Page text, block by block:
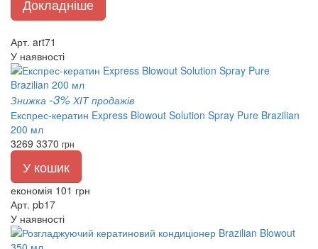
Докладніше
Арт. art71
У наявності
Знижка -3% ХІТ продажів
Експрес-кератин Express Blowout Solution Spray Pure Brazilian
200 мл
3269 3370 грн
У кошик
економія 101 грн
Арт. pb17
У наявності